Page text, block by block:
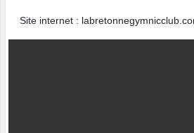
Site internet :